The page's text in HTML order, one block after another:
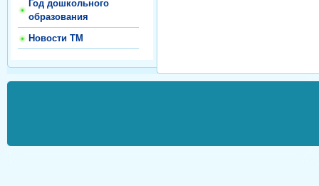
Год дошкольного
образования
Новости ТМ